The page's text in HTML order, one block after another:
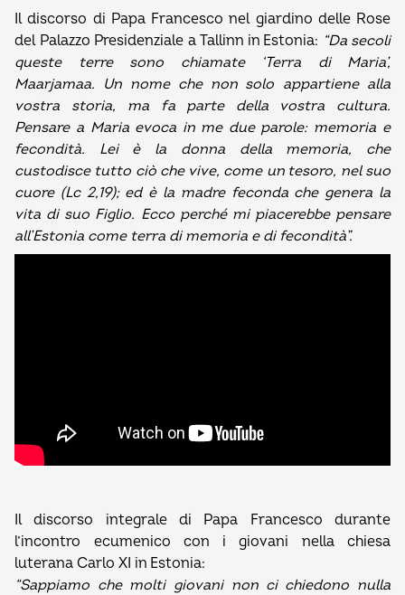
Il discorso di Papa Francesco nel giardino delle Rose
del Palazzo Presidenziale a Tallinn in Estonia: “Da secoli
queste terre sono chiamate ‘Terra di Maria’,
Maarjamaa. Un nome che non solo appartiene alla
vostra storia, ma fa parte della vostra cultura.
Pensare a Maria evoca in me due parole: memoria e
fecondità. Lei è la donna della memoria, che
custodisce tutto ciò che vive, come un tesoro, nel suo
cuore (Lc 2,19); ed è la madre feconda che genera la
vita di suo Figlio. Ecco perché mi piacerebbe pensare
all’Estonia come terra di memoria e di fecondità”.
Il discorso integrale di Papa Francesco durante
l’incontro ecumenico con i giovani nella chiesa
luterana Carlo XI in Estonia:
“Sappiamo che molti giovani non ci chiedono nulla